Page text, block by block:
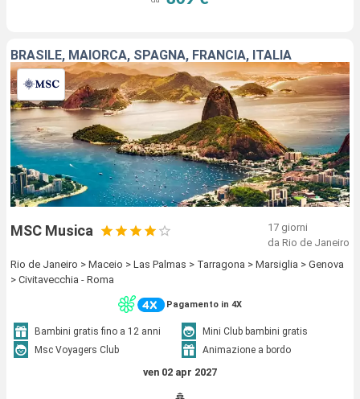
BRASILE, MAIORCA, SPAGNA, FRANCIA, ITALIA
MSC Musica
17 giorni
da Rio de Janeiro
Rio de Janeiro > Maceio > Las Palmas > Tarragona > Marsiglia > Genova
> Civitavecchia - Roma
Pagamento in 4X
Bambini gratis fino a 12 anni
Mini Club bambini gratis
Msc Voyagers Club
Animazione a bordo
ven 02 apr 2027